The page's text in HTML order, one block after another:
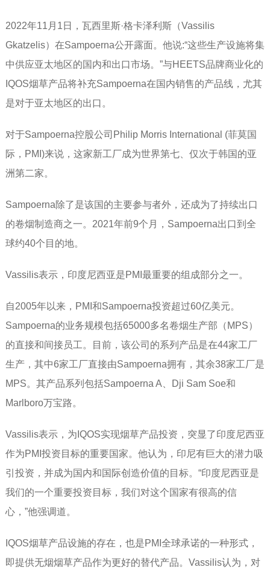
2022年11月1日，瓦西里斯·格卡泽利斯（Vassilis
Gkatzelis）在Sampoerna公开露面。他说:“这些生产设施将集
中供应亚太地区的国内和出口市场。”与HEETS品牌商业化的
IQOS烟草产品将补充Sampoerna在国内销售的产品线，尤其
是对于亚太地区的出口。
对于Sampoerna控股公司Philip Morris International (菲莫国
际，PMI)来说，这家新工厂成为世界第七、仅次于韩国的亚
洲第二家。
Sampoerna除了是该国的主要参与者外，还成为了持续出口
的卷烟制造商之一。2021年前9个月，Sampoerna出口到全
球约40个目的地。
Vassilis表示，印度尼西亚是PMI最重要的组成部分之一。
自2005年以来，PMI和Sampoerna投资超过60亿美元。
Sampoerna的业务规模包括65000多名卷烟生产部（MPS）
的直接和间接员工。目前，该公司的系列产品是在44家工厂
生产，其中6家工厂直接由Sampoerna拥有，其余38家工厂是
MPS。其产品系列包括Sampoerna A、Dji Sam Soe和
Marlboro万宝路。
Vassilis表示，为IQOS实现烟草产品投资，突显了印度尼西亚
作为PMI投资目标的重要国家。他认为，印尼有巨大的潜力吸
引投资，并成为国内和国际创造价值的目标。“印度尼西亚是
我们的一个重要投资目标，我们对这个国家有很高的信
心，”他强调道。
IQOS烟草产品设施的存在，也是PMI全球承诺的一种形式，
即提供无烟烟草产品作为更好的替代产品。Vassilis认为，对